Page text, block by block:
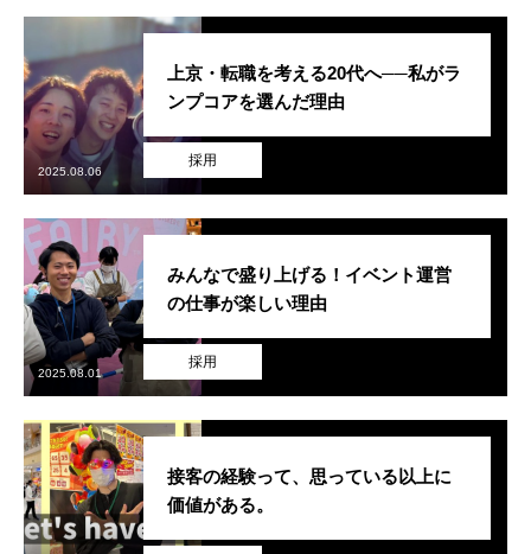
採用
上京・転職を考える20代へ──私がラ
ンプコアを選んだ理由
2025.08.06
採用
みんなで盛り上げる！イベント運営
の仕事が楽しい理由
2025.08.01
接客の経験って、思っている以上に
価値がある。